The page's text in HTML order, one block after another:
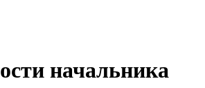
начальника